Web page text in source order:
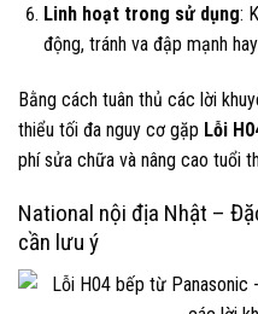
Linh hoạt trong sử dụng:
động, tránh va đập mạnh
Bằng cách tuân thủ các lời
thiểu tối đa nguy cơ gặp Lỗi
phí sửa chữa và nâng cao tuổi
National nội địa Nhật –
cần lưu ý